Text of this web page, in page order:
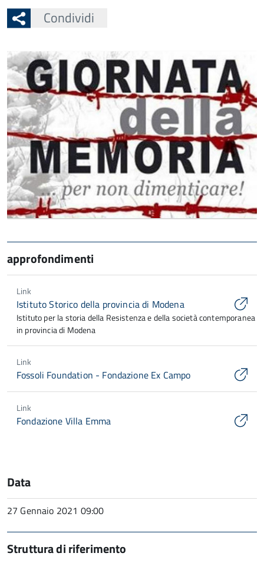
Condividi
approfondimenti
Link
Istituto Storico della provincia di Modena
Istituto per la storia della Resistenza e della società contemporanea
in provincia di Modena
Link
Fossoli Foundation - Fondazione Ex Campo
Link
Fondazione Villa Emma
Data
27 Gennaio 2021 09:00
Struttura di riferimento